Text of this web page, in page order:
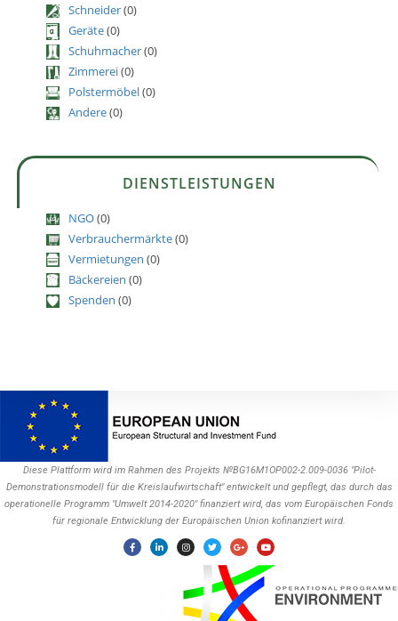
Schneider(0)
Geräte(0)
Schuhmacher(0)
Zimmerei(0)
Polstermöbel(0)
Andere(0)
DIENSTLEISTUNGEN
NGO(0)
Verbrauchermärkte(0)
Vermietungen (0)
Bäckereien (0)
Spenden (0)
Diese Plattform wird im Rahmen des Projekts №BG16M1OP002-2.009-0036 "Pilot-
Demonstrationsmodell für die Kreislaufwirtschaft" entwickelt und gepflegt, das durch das
operationelle Programm "Umwelt 2014-2020" finanziert wird, das vom Europäischen Fonds
für regionale Entwicklung der Europäischen Union kofinanziert wird.